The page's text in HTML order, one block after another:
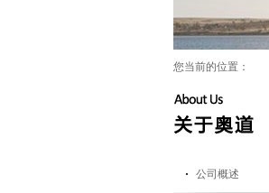
您当前的位置：
公司概述